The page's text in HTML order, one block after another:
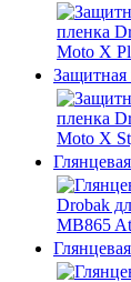
Защитная